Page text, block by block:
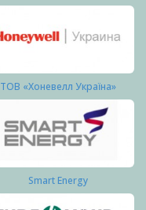
ТОВ «Хоневелл Україна»
Smart Energy